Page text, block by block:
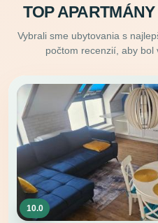
TOP
Vybrali sme ubytovania s
počtom recenzií, aby
10.0